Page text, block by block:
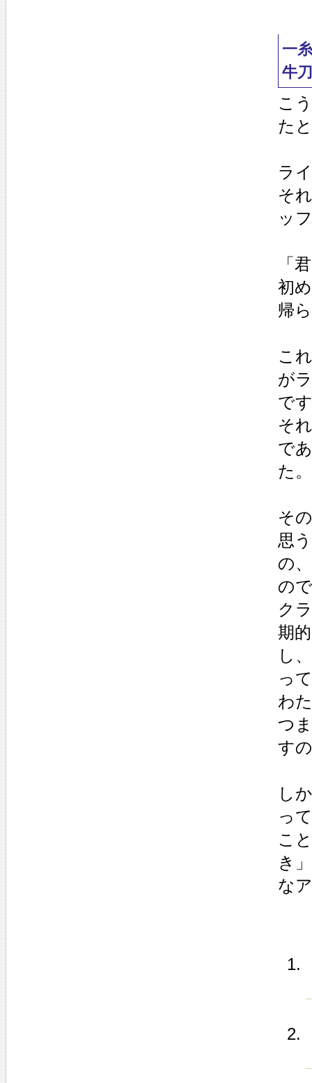
一
牛
こ
た
ラ
そ
ッ
「
初
帰
こ
が
で
そ
で
た。
そ
思
の
の
ク
期
し
っ
わ
つ
す
し
っ
こ
き
な